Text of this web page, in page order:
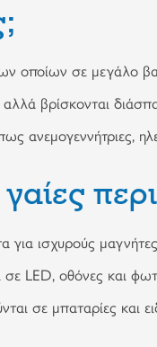
οποίων σε μεγάλο
βρίσκονται
ανεμογεννήτριες,
για ισχυρούς
σε LED, οθόνες και
σε μπαταρίες και